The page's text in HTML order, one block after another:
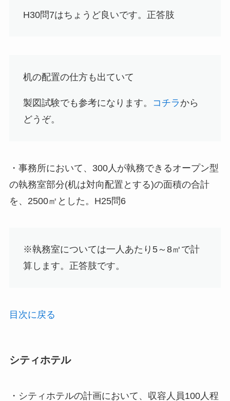
H30問7はちょうど良いです。 正答肢
机の配置の仕方も出ていて
製図試験でも参考になります。 コチラ から
どうぞ。
・事務所において、300人が執務できるオープン型
の執務室部分(机は対向配置とする)の面積の合計
を、2500㎡とした。H25問6
※執務室については一人あたり5～8㎡ で計
算します。 正答肢です。
目次に戻る
シティホテル
・シティホテルの計画において、収容人員100人程